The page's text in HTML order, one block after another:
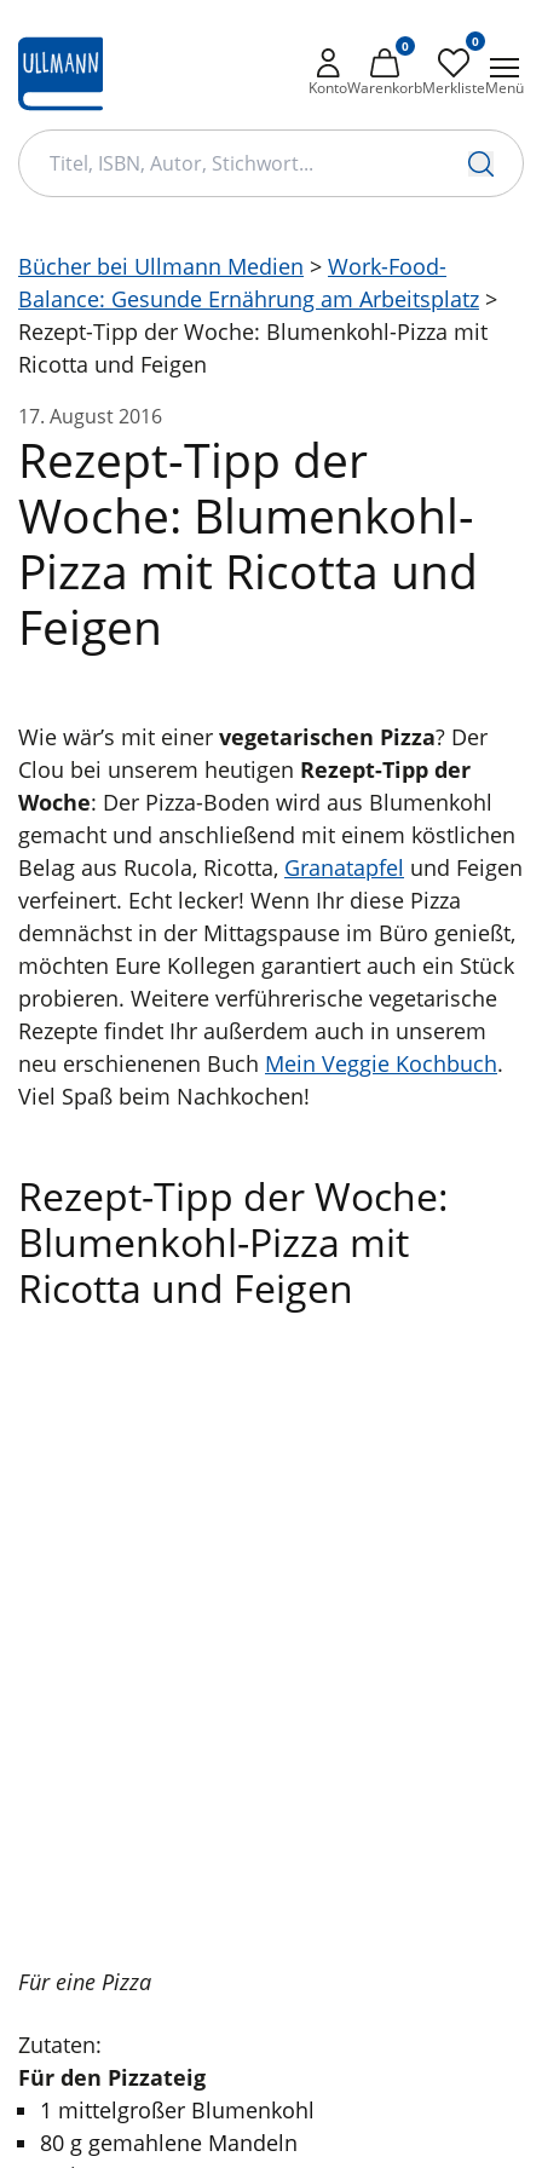
Hauptinhalt
springen
reise Soundbuch Rätsel steuer
So klingt Thilo
so+klingt
wassermalbuch Smoothies
Konto
0
Warenkorb
0
MerklisteMenü
Bücher bei Ullmann Medien > Work-Food-
Balance: Gesunde Ernährung am Arbeitsplatz >
Rezept-Tipp der Woche: Blumenkohl-Pizza mit
Ricotta und Feigen
17. August 2016
Rezept-Tipp der
Woche: Blumenkohl-
Pizza mit Ricotta und
Feigen
Wie wär’s mit einer vegetarischen Pizza? Der
Clou bei unserem heutigen Rezept-Tipp der
Woche: Der Pizza-Boden wird aus Blumenkohl
gemacht und anschließend mit einem köstlichen
Belag aus Rucola, Ricotta, Granatapfel und Feigen
verfeinert. Echt lecker! Wenn Ihr diese Pizza
demnächst in der Mittagspause im Büro genießt,
möchten Eure Kollegen garantiert auch ein Stück
probieren. Weitere verführerische vegetarische
Rezepte findet Ihr außerdem auch in unserem
neu erschienenen Buch Mein Veggie Kochbuch.
Viel Spaß beim Nachkochen!
Rezept-Tipp der Woche:
Blumenkohl-Pizza mit
Ricotta und Feigen
Für eine Pizza
Zutaten:
Für den Pizzateig
1 mittelgroßer Blumenkohl
80 g gemahlene Mandeln